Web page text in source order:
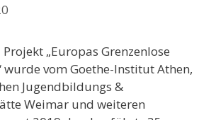
„Europas Grenzenlose
wurde vom Goethe-Institut Athen,
Jugendbildungs &
Weimar und weiteren